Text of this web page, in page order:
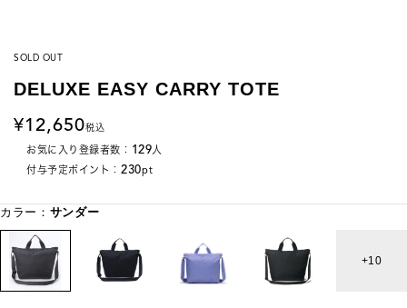
SOLD OUT
DELUXE EASY CARRY TOTE
12,650税込
お気に入り登録者数： 129人
付与予定ポイント： 230pt
カラー： サンダー
10